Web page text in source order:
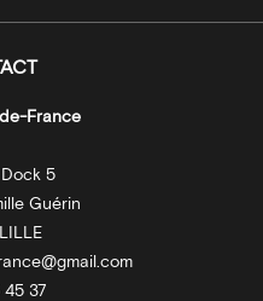
France
5
Guérin
45 37